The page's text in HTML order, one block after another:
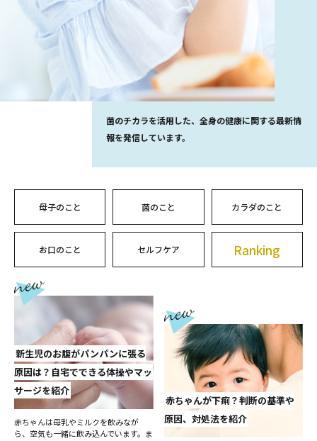
菌のチカラを活用した、全身の健康に関する最新情
報を発信しています。
母子のこと 菌のこと カラダのこと
お口のこと セルフケア Ranking
新生児のお腹がパンパンに張る
原因は？自宅でできる体操やマッ
サージを紹介
赤ちゃんは母乳やミルクを飲みなが
ら、空気も一緒に飲み込んでいます。ま
赤ちゃんが下痢？判断の基準や
原因、対処法を紹介